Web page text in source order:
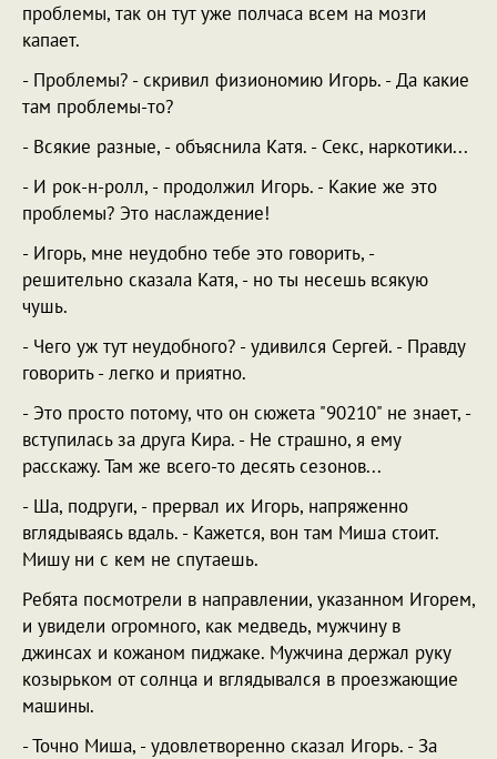
проблемы, так он тут уже полчаса всем на мозги
капает.
- Проблемы? - скривил физиономию Игорь. - Да какие
там проблемы-то?
- Всякие разные, - объяснила Катя. - Секс, наркотики...
- И рок-н-ролл, - продолжил Игорь. - Какие же это
проблемы? Это наслаждение!
- Игорь, мне неудобно тебе это говорить, -
решительно сказала Катя, - но ты несешь всякую
чушь.
- Чего уж тут неудобного? - удивился Сергей. - Правду
говорить - легко и приятно.
- Это просто потому, что он сюжета "90210" не знает, -
вступилась за друга Кира. - Не страшно, я ему
расскажу. Там же всего-то десять сезонов...
- Ша, подруги, - прервал их Игорь, напряженно
вглядываясь вдаль. - Кажется, вон там Миша стоит.
Мишу ни с кем не спутаешь.
Ребята посмотрели в направлении, указанном Игорем,
и увидели огромного, как медведь, мужчину в
джинсах и кожаном пиджаке. Мужчина держал руку
козырьком от солнца и вглядывался в проезжающие
машины.
- Точно Миша, - удовлетворенно сказал Игорь. - За